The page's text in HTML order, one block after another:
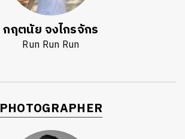
กฤตนัย จงไกรจักร
Run Run Run
PHOTOGRAPHER